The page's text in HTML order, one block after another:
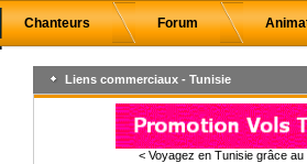
Chanteurs Forum
Liens commerciaux - Tunisie
< Voyagez en Tunisie grâce au